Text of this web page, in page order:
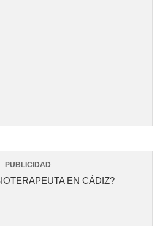
PUBLICIDAD
EN CÁDIZ?